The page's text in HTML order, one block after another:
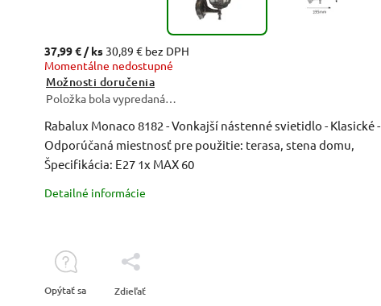
37,99 € / ks 30,89 € bez DPH
Momentálne nedostupné
Možnosti doručenia
Položka bola vypredaná…
Rabalux Monaco 8182 - Vonkajší nástenné svietidlo - Klasické -
Odporúčaná miestnosť pre použitie: terasa, stena domu,
Špecifikácia: E27 1x MAX 60
Detailné informácie
Opýtať sa Zdieľať